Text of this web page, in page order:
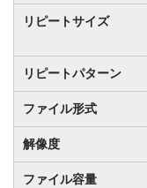
リピートサイズ
リピートパターン
ファイル形式
解像度
ファイル容量